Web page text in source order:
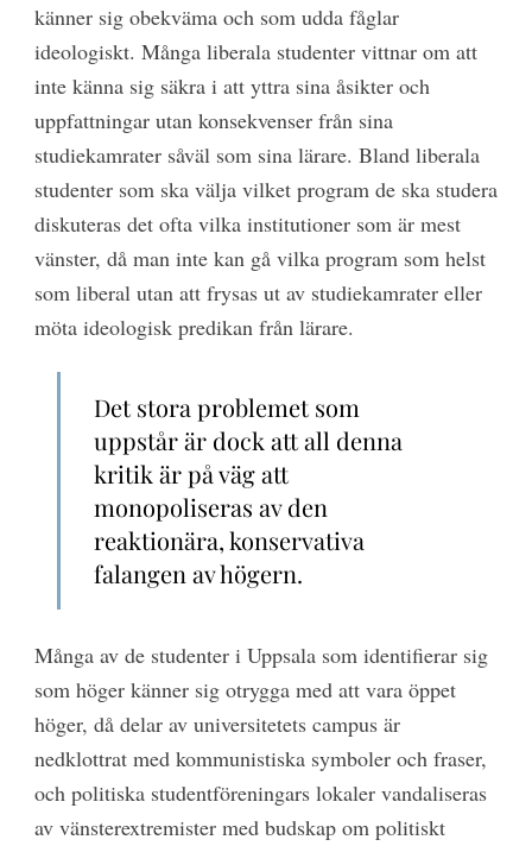
känner sig obekväma och som udda fåglar
ideologiskt. Många liberala studenter vittnar om att
inte känna sig säkra i att yttra sina åsikter och
uppfattningar utan konsekvenser från sina
studiekamrater såväl som sina lärare. Bland liberala
studenter som ska välja vilket program de ska studera
diskuteras det ofta vilka institutioner som är mest
vänster, då man inte kan gå vilka program som helst
som liberal utan att frysas ut av studiekamrater eller
möta ideologisk predikan från lärare.
Det stora problemet som
uppstår är dock att all denna
kritik är på väg att
monopoliseras av den
reaktionära, konservativa
falangen av högern.
Många av de studenter i Uppsala som identifierar sig
som höger känner sig otrygga med att vara öppet
höger, då delar av universitetets campus är
nedklottrat med kommunistiska symboler och fraser,
och politiska studentföreningars lokaler vandaliseras
av vänsterextremister med budskap om politiskt